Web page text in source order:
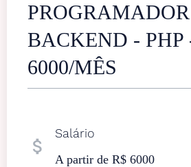
PROGRAMADOR
BACKEND - PHP
6000/MÊS
attach_money
Salário
A partir de R$ 6000